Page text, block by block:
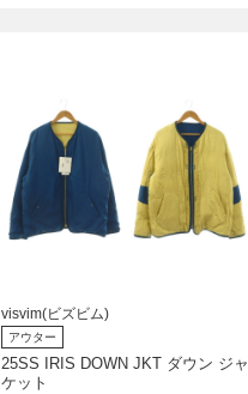
visvim(ビズビム)
アウター
25SS IRIS DOWN JKT ダウン ジャ
ケット